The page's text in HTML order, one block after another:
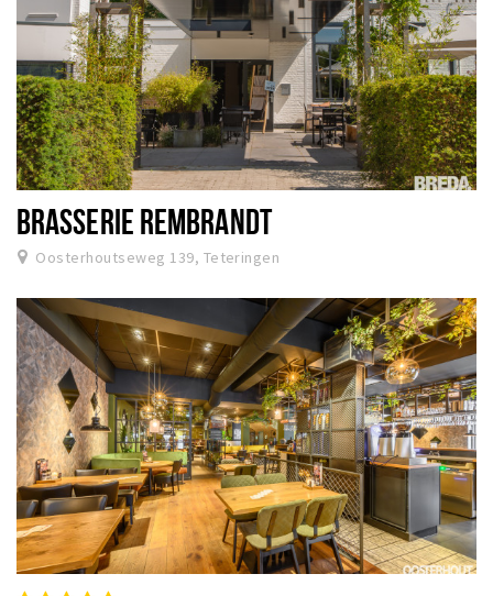
BRASSERIE REMBRANDT
Oosterhoutseweg 139, Teteringen